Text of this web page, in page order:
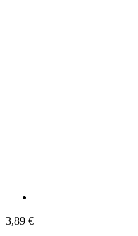
3,89 €